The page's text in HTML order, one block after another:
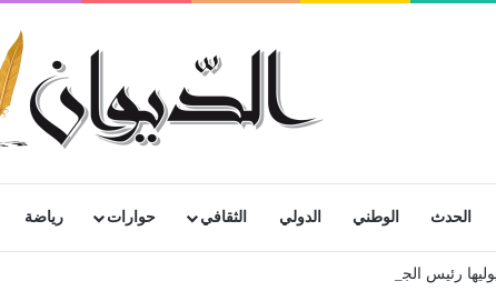
الحدث الوطني الدولي الثقافي حوارات رياضة
يوليها رئيس الجمهورية لمتقاعدي ومعطوبي وكبار جرحى الجيش الوطني الشعبي